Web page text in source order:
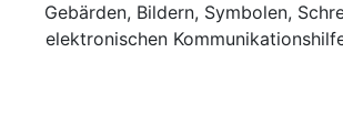
Gebärden, Bildern, Symbolen,
elektronischen